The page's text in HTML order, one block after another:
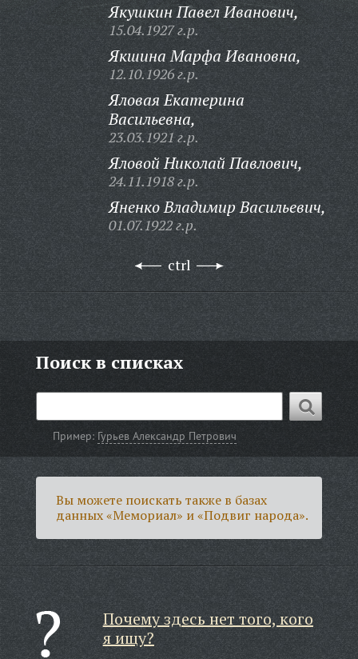
Якушкин Павел Иванович,
15.04.1927 г.р.
Якшина Марфа Ивановна,
12.10.1926 г.р.
Яловая Екатерина
Васильевна,
23.03.1921 г.р.
Яловой Николай Павлович,
24.11.1918 г.р.
Яненко Владимир Васильевич,
01.07.1922 г.р.
ctrl
Поиск в списках
Пример: Гурьев Александр Петрович
Вы можете поискать также в базах
данных «Мемориал» и «Подвиг народа».
Почему здесь нет того, кого
я ищу?